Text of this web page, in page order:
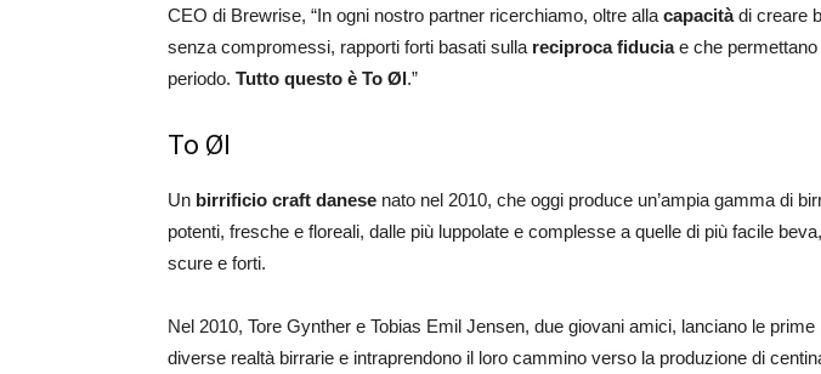
CEO di Brewrise, “In ogni nostro partner ricerchiamo, oltre alla capacitàdi creare
senza compromessi, rapporti forti basati sulla reciproca fiduciae che permettano
periodo. Tutto questo è To Øl.”
To Øl
Un birrificio craft danese nato nel 2010, che oggi produce un’ampia gamma di
potenti, fresche e floreali, dalle più luppolate e complesse a quelle di più facile
scure e forti.
Nel 2010, Tore Gynther e Tobias Emil Jensen, due giovani amici, lanciano le
diverse realtà birrarie e intraprendono il loro cammino verso la produzione di